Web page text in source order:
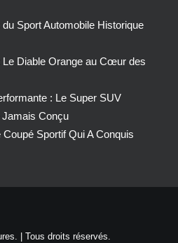
Sport Automobile Historique
Le Diable Orange au Cœur des
: Le Super SUV
Conçu
Sportif Qui A Conquis
| Tous droits réservés.